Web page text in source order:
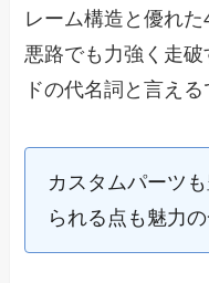
レーム構造と優れ
悪路でも力強く走
ドの代名詞と言える
カスタムパーツ
られる点も魅力の